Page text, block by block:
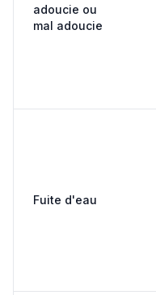
adoucie ou
mal adoucie
Fuite d'eau